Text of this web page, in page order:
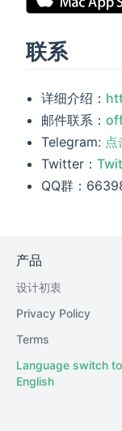
联系
详细介绍：
邮件联系：
Telegram: 点
Twitter：
QQ群：
产品
设计初衷
Privacy Policy
Terms
Language switch to
English